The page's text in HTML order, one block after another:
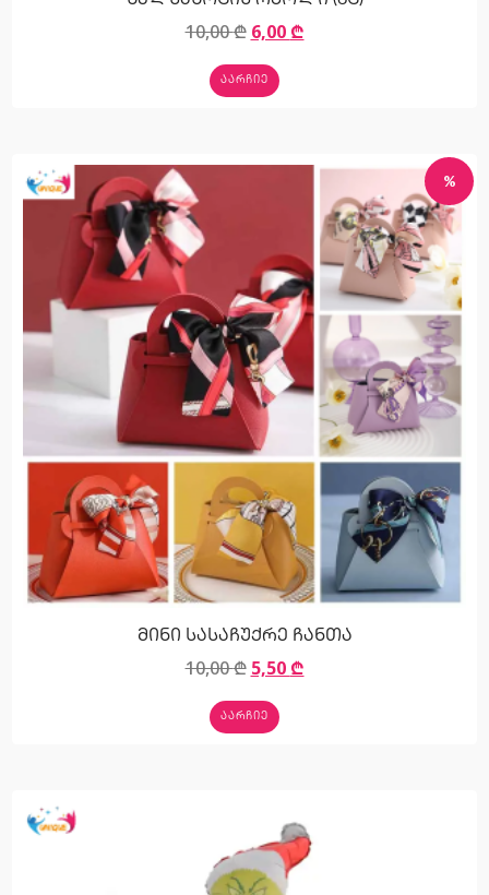
10,00₾ 6,00 ₾
ᲐᲐᲠᲩᲘᲔ
%
მინი სასაჩუქრე ჩანთა
10,00₾ 5,50 ₾
ᲐᲐᲠᲩᲘᲔ